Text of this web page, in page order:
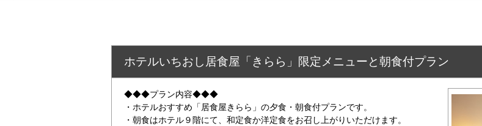
ホテルいちおし居食屋「きらら」限定メニューと朝食付プラン
◆◆◆プラン内容◆◆◆
・ホテルおすすめ「居食屋きらら」の夕食・朝食付プランです。
・朝食はホテル９階にて、和定食か洋定食をお召し上がりいただけます。